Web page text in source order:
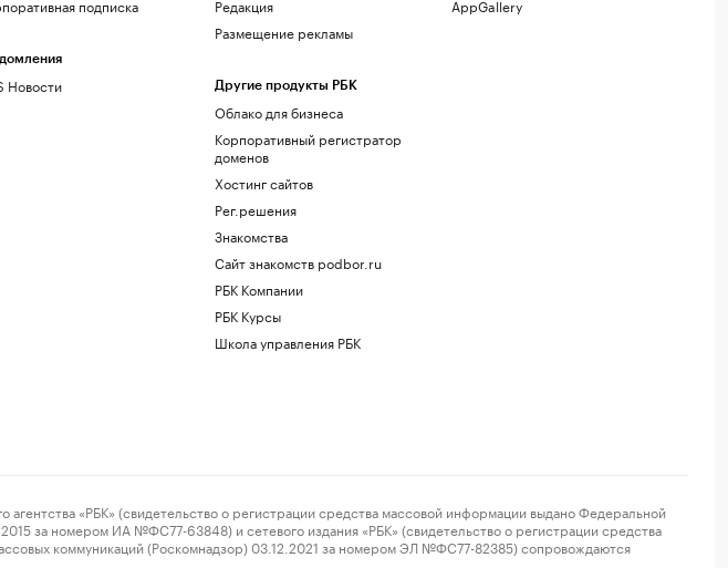
подписка
Новости
Редакция
Размещение рекламы
Другие продукты РБК
Облако для бизнеса
Корпоративный регистратор
доменов
Хостинг сайтов
Рег.решения
Знакомства
Сайт знакомств podbor.ru
РБК Компании
РБК Курсы
Школа управления РБК
AppGallery
«РБК» (свидетельство о регистрации средства массовой информации выдано Федеральной
за номером ИА №ФС77-63848) и сетевого издания «РБК» (свидетельство о регистрации средства
коммуникаций (Роскомнадзор) 03.12.2021 за номером ЭЛ №ФС77-82385) сопровождаются